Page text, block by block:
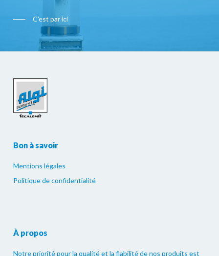
C'est par ici
Bon à savoir
Mentions légales
Politique de confidentialité
À propos
Notre priorité pour la qualité et la fiabilité de nos produits est